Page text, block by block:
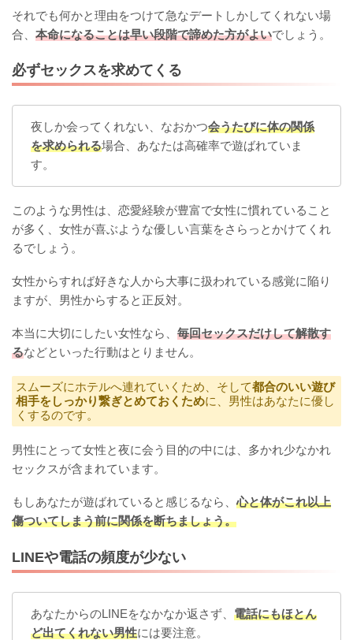
それでも何かと理由をつけて急なデートしかしてくれない場
合、 本命になることは早い段階で諦めた方がよいでしょう。
必ずセックスを求めてくる
夜しか会ってくれない、なおかつ会うたびに体の関係
を求められる場合、あなたは高確率で遊ばれていま
す。
このような男性は、恋愛経験が豊富で女性に慣れていること
が多く、女性が喜ぶような優しい言葉をさらっとかけてくれ
るでしょう。
女性からすれば好きな人から大事に扱われている感覚に陥り
ますが、男性からすると正反対。
本当に大切にしたい女性なら、 毎回セックスだけして解散す
るなどといった行動はとりません。
スムーズにホテルへ連れていくため、そして都合のいい遊び
相手をしっかり繋ぎとめておくために、男性はあなたに優し
くするのです。
男性にとって女性と夜に会う目的の中には、多かれ少なかれ
セックスが含まれています。
もしあなたが遊ばれていると感じるなら、心と体がこれ以上
傷ついてしまう前に関係を断ちましょう。
LINEや電話の頻度が少ない
あなたからのLINEをなかなか返さず、 電話にもほとん
ど出てくれない男性には要注意。